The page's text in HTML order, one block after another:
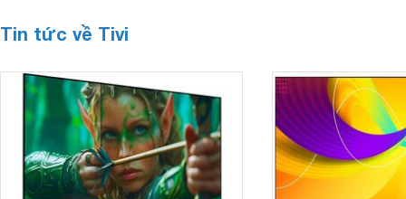
Tin tức về Tivi